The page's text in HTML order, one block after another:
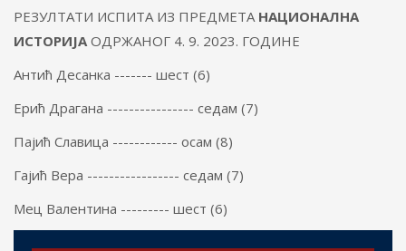
РЕЗУЛТАТИ ИСПИТА ИЗ ПРЕДМЕТА НАЦИОНАЛНА
ИСТОРИЈАОДРЖАНОГ 4. 9. 2023. ГОДИНЕ
Антић Десанка ------- шест (6)
Ерић Драгана ---------------- седам (7)
Пајић Славица ------------ осам (8)
Гајић Вера ----------------- седам (7)
Мец Валентина --------- шест (6)